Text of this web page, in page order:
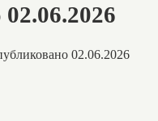
02.06.2026